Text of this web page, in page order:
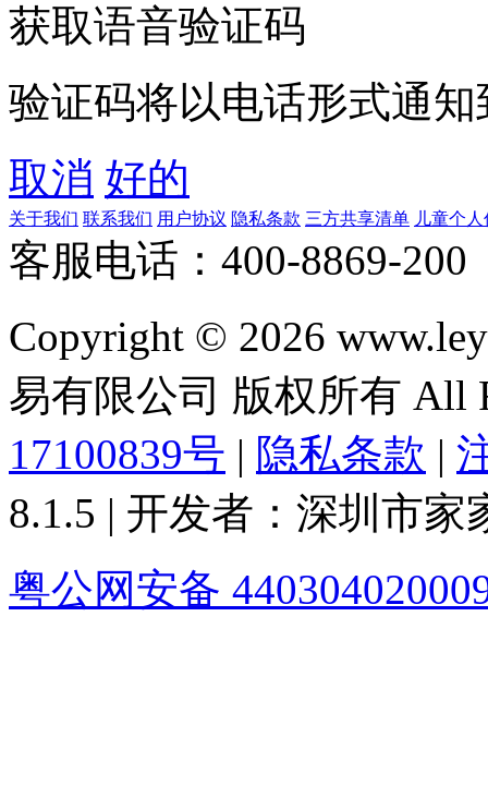
获取语音验证码
验证码将以电话形式通
取消 好的
关于我们 联系我们 用户协议 隐私条款 三方共享清单 儿童个
客服电话：400-8869-200
Copyright © 2026
易有限公司 版权所有 All
17100839号 | 隐私条款 |
8.1.5 | 开发者：深圳市
粤公网安备